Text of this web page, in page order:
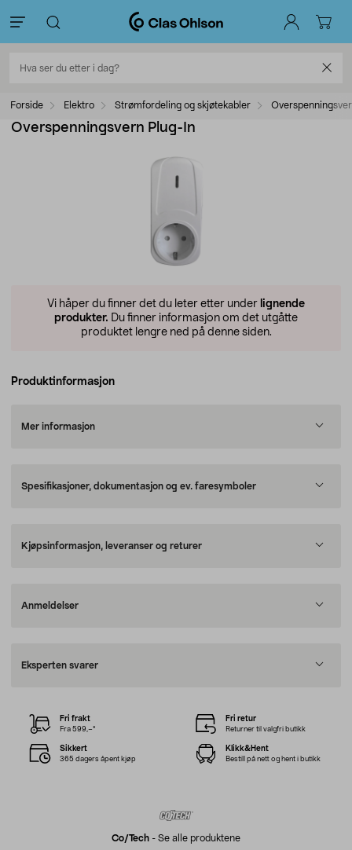
Forside Elektro Strømfordeling og skjøtekabler
Overspenningsvern Plug-In
Vi håper du finner det du leter etter under lignende
produkter. Du finner informasjon om det utgåtte
produktet lengre ned på denne siden.
Produktinformasjon
Mer informasjon
Spesifikasjoner, dokumentasjon og ev. faresymboler
Kjøpsinformasjon, leveranser og returer
Anmeldelser
Eksperten svarer
Co/tech - Se alle produktene
Fri frakt
Fra 599,–*
Fri retur
Returner til valgfri butikk
Sikkert
365 dagers åpent kjøp
Klikk&Hent
Bestill på nett og hent i butikk